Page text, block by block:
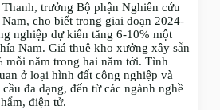
trưởng Bộ phận Nghiên cứu
cho biết trong giai đoạn 2024-
nghiệp dự kiến tăng 6-10% một
Nam. Giá thuê kho xưởng xây sẵn
mỗi năm trong hai năm tới. Tình
ở loại hình đất công nghiệp và
đa dạng, đến từ các ngành nghề
điện tử.